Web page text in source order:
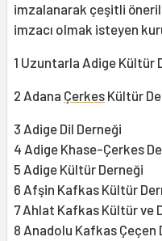
imzalanarak çeşitli
imzacı olmak isteyen
1 Uzuntarla Adige Kültür
2 Adana Çerkes Kültür
3 Adige Dil Derneği
4 Adige Khase-Çerkes
5 Adige Kültür Derneği
6 Afşin Kafkas Kültür
7 Ahlat Kafkas Kültür ve
8 Anadolu Kafkas Çeçen